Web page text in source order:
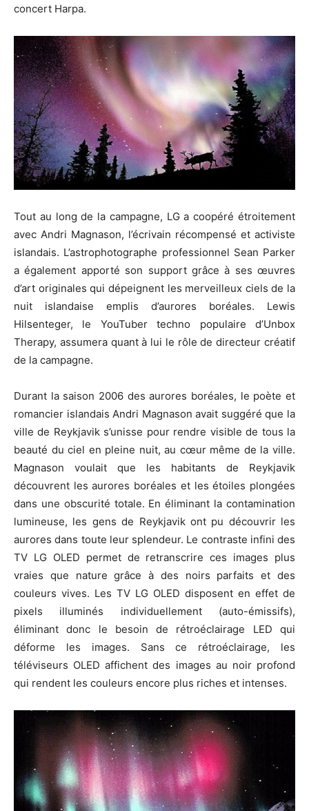
concert Harpa.
Tout au long de la campagne, LG a coopéré étroitement
avec Andri Magnason, l’écrivain récompensé et activiste
islandais. L’astrophotographe professionnel Sean Parker
a également apporté son support grâce à ses œuvres
d’art originales qui dépeignent les merveilleux ciels de la
nuit islandaise emplis d’aurores boréales. Lewis
Hilsenteger, le YouTuber techno populaire d’Unbox
Therapy, assumera quant à lui le rôle de directeur créatif
de la campagne.
Durant la saison 2006 des aurores boréales, le poète et
romancier islandais Andri Magnason avait suggéré que la
ville de Reykjavik s’unisse pour rendre visible de tous la
beauté du ciel en pleine nuit, au cœur même de la ville.
Magnason voulait que les habitants de Reykjavik
découvrent les aurores boréales et les étoiles plongées
dans une obscurité totale. En éliminant la contamination
lumineuse, les gens de Reykjavik ont pu découvrir les
aurores dans toute leur splendeur. Le contraste infini des
TV LG OLED permet de retranscrire ces images plus
vraies que nature grâce à des noirs parfaits et des
couleurs vives. Les TV LG OLED disposent en effet de
pixels illuminés individuellement (auto-émissifs),
éliminant donc le besoin de rétroéclairage LED qui
déforme les images. Sans ce rétroéclairage, les
téléviseurs OLED affichent des images au noir profond
qui rendent les couleurs encore plus riches et intenses.